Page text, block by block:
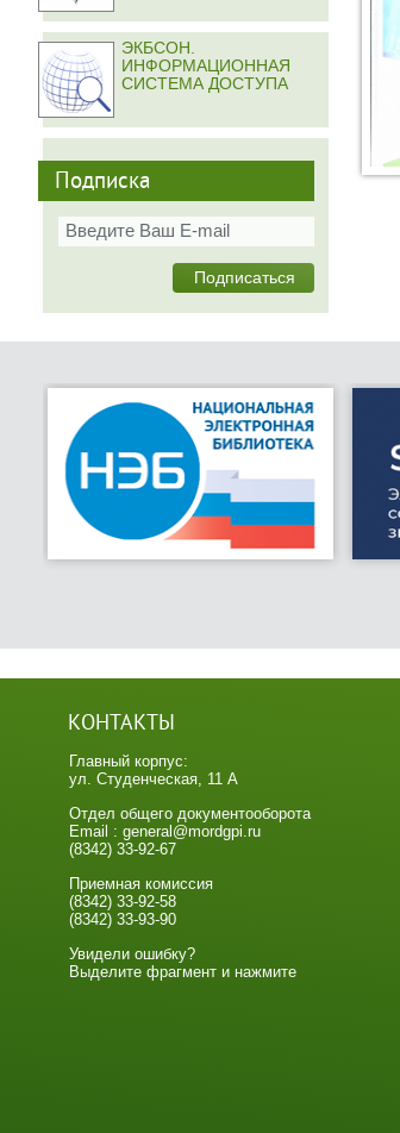
ЭКБСОН.
ИНФОРМАЦИОННАЯ
СИСТЕМА ДОСТУПА
Подписка
КОНТАКТЫ
Главный корпус:
ул. Студенческая, 11 А
Отдел общего документооборота
Email : general@mordgpi.ru
(8342) 33-92-67
Приемная комиссия
(8342) 33-92-58
(8342) 33-93-90
Увидели ошибку?
Выделите фрагмент и нажмите